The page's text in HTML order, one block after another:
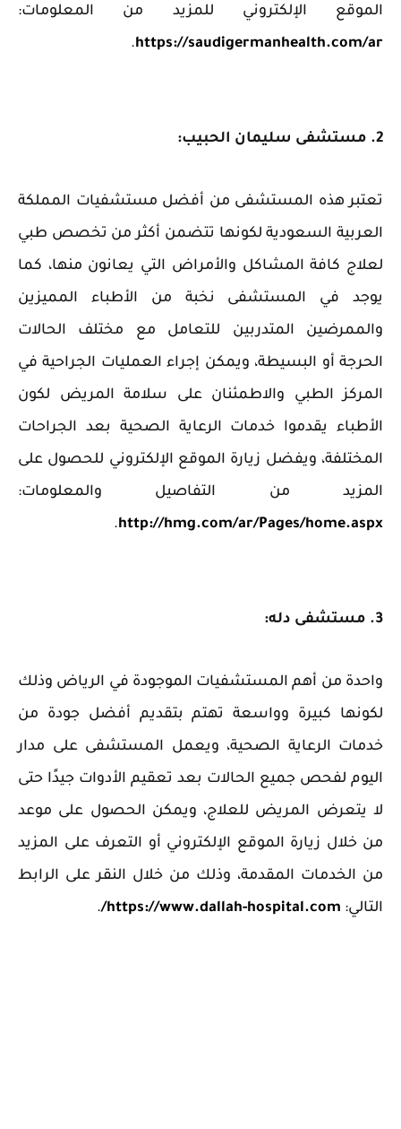
الموقع الإلكتروني للمزيد من المعلومات:
https://saudigermanhealth.com/ar
.
2. مستشفى سليمان الحبيب: ‏
تعتبر هذه المستشفى من أفضل مستشفيات المملكة
العربية السعودية لكونها تتضمن أكثر من تخصص طبي
لعلاج كافة المشاكل والأمراض التي يعانون منها، كما
يوجد في المستشفى نخبة من الأطباء المميزين
والممرضين المتدربين للتعامل مع مختلف الحالات
الحرجة أو البسيطة، ويمكن إجراء العمليات الجراحية في
المركز الطبي والاطمئنان على سلامة المريض لكون
الأطباء يقدموا خدمات الرعاية الصحية بعد الجراحات
المختلفة، ويفضل زيارة الموقع الإلكتروني للحصول على
المزيد من التفاصيل والمعلومات:
http://hmg.com/ar/Pages/home.aspx
.
3. مستشفى دله:
‏واحدة من أهم المستشفيات الموجودة في الرياض وذلك
لكونها كبيرة وواسعة تهتم بتقديم أفضل جودة من
خدمات الرعاية الصحية، ويعمل المستشفى على مدار
اليوم لفحص جميع الحالات بعد تعقيم الأدوات جيدًا حتى
لا يتعرض المريض للعلاج، ويمكن الحصول على موعد
من خلال زيارة الموقع الإلكتروني أو التعرف على المزيد
من الخدمات المقدمة، وذلك من خلال النقر على الرابط
التالي: https://www.dallah-hospital.com/
.